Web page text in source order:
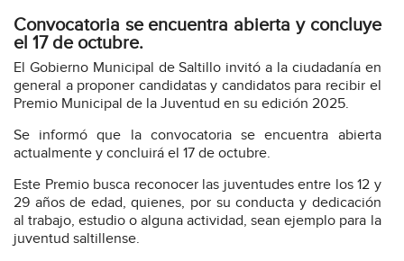
Convocatoria se encuentra abierta y concluye
el 17 de octubre.
El Gobierno Municipal de Saltillo invitó a la ciudadanía en
general a proponer candidatas y candidatos para recibir el
Premio Municipal de la Juventud en su edición 2025.
Se informó que la convocatoria se encuentra abierta
actualmente y concluirá el 17 de octubre.
Este Premio busca reconocer las juventudes entre los 12 y
29 años de edad, quienes, por su conducta y dedicación
al trabajo, estudio o alguna actividad, sean ejemplo para la
juventud saltillense.